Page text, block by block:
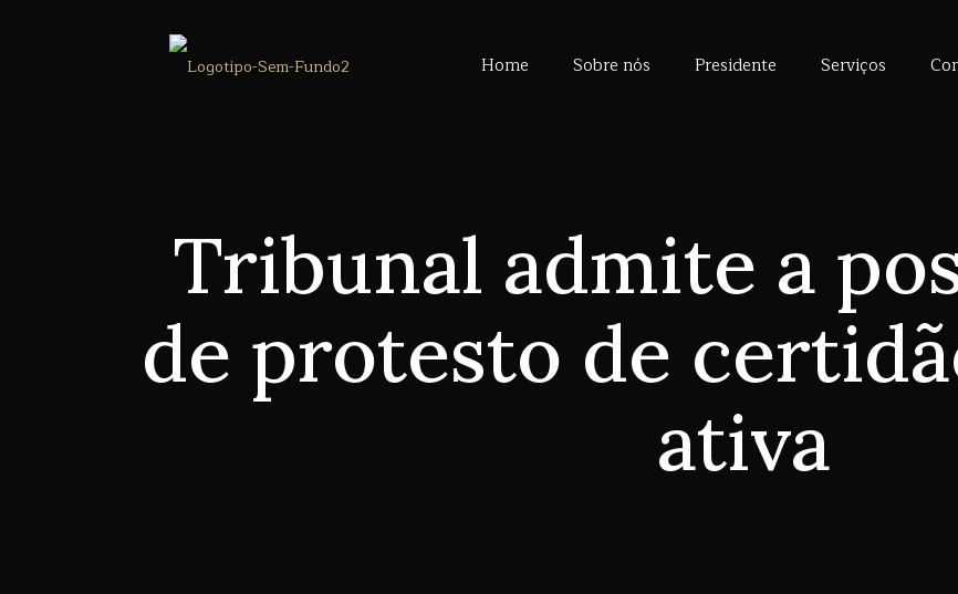
Home Sobre nós Presidente Serviços
Tribunal admite a
de protesto de
ativa